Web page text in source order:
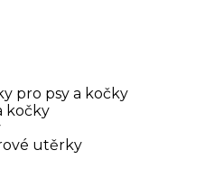
pro psy a kočky
kočky
utěrky